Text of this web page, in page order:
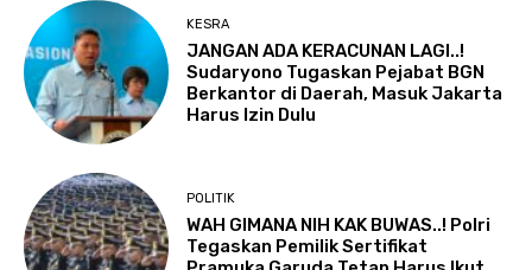
KESRA
JANGAN ADA KERACUNAN LAGI..!
Sudaryono Tugaskan Pejabat BGN
Berkantor di Daerah, Masuk Jakarta
Harus Izin Dulu
POLITIK
WAH GIMANA NIH KAK BUWAS..! Polri
Tegaskan Pemilik Sertifikat